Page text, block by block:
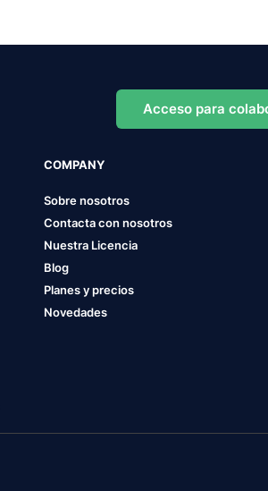
Acceso para
COMPANY
Sobre nosotros
Contacta con nosotros
Nuestra Licencia
Blog
Planes y precios
Novedades